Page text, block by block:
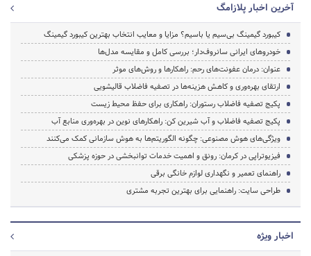
آخرین اخبار پلازامگ
کیبورد گیمینگ بی‌سیم یا باسیم؟ مزایا و معایب انتخاب بهترین کیبورد گیمینگ
خودروهای ایرانی سانروف‌دار؛ بررسی کامل و مقایسه مدل‌ها
عنوان: درمان عفونت‌های رحم: راهکارها و روش‌های موثر
ارتقای بهره‌وری و کاهش هزینه‌ها در تصفیه فاضلاب قالیشویی
پکیج تصفیه فاضلاب رستوران: راهکاری برای حفظ محیط زیست
پکیج تصفیه فاضلاب و آب شیرین کن: راهکارهای نوین در بهره‌وری منابع آب
ویژگی‌های هوش مصنوعی: چگونه الگوریتم‌ها به هوش سازمانی کمک می‌کنند
فیزیوتراپی در کرمان: رونق و اهمیت خدمات توانبخشی در حوزه پزشکی
راهنمای تعمیر و نگهداری لوازم خانگی برقی
طراحی سایت: راهنمایی برای بهترین تجربه مشتری
اخبار ویژه